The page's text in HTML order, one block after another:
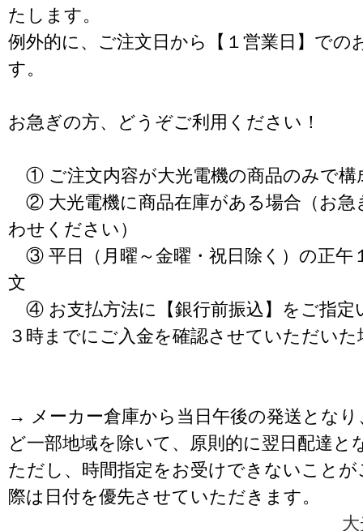
たします。
例外的に、ご注文日から【１営業日】での
す。
お急ぎの方、どうぞご利用ください！
① ご注文内容が大光電機の商品のみで構
② 大光電機に商品在庫がある場合（お急
わせください）
③ 平日（月曜～金曜・祝日除く）の正午
文
④ お支払方法に【銀行前振込】をご指定
３時までにご入金を確認させていただいた
→ メーカー倉庫から当日午後の発送となり
ど一部地域を除いて、原則的に翌日配達と
ただし、時間指定をお受けできないこと
際は日付を優先させていただきます。